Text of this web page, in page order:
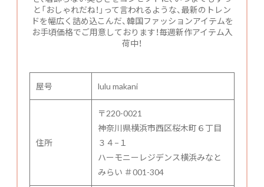
と「おしゃれだね！」って言われるような、最新のトレン
ドを幅広く詰め込こんだ、韓国ファッションアイテムを
お手頃価格でご用意しております！毎週新作アイテム入
荷中！
屋号 lulu makani
住所
〒220-0021
神奈川県横浜市西区桜木町６丁目
３４−１
ハーモニーレジデンス横浜みなと
みらい ＃001-304